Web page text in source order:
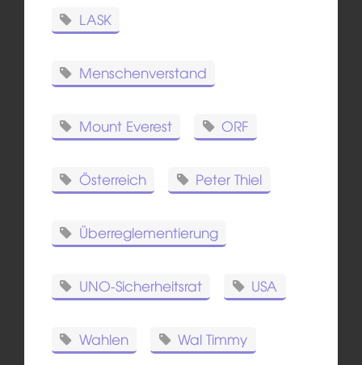
LASK
Menschenverstand
Mount Everest ORF
Österreich Peter Thiel
Überreglementierung
UNO-Sicherheitsrat USA
Wahlen Wal Timmy